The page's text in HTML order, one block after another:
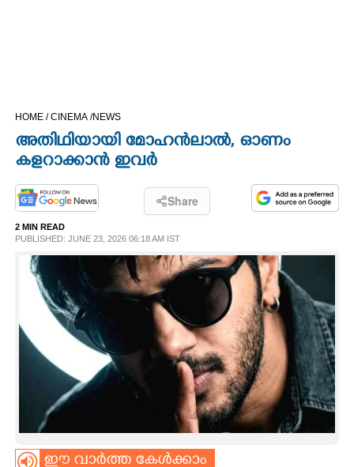
LIFESTYLE
SPIRITUAL
INFO+
ASTRO
HOME /CINEMA /NEWS
അതിഥിയായി മോഹൻലാൽ, ഓണം
കളറാക്കാൻ ഇവർ
Share
2 MIN READ
PUBLISHED: JUNE 23, 2026 06:18 AM IST
ഈ വാർത്ത കേൾക്കാം